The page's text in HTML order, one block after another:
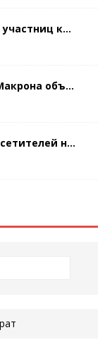
к...
объ...
н...